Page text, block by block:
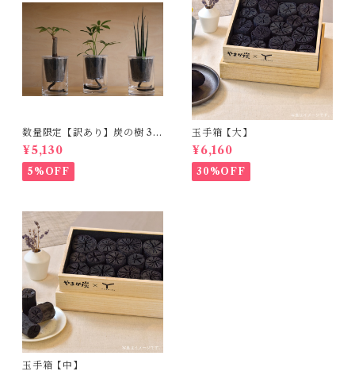
数量限定【訳あり】炭の樹 3個
セット｜パキラ・シェフレ
ラ・サンスベリアミカド
¥5,130
5%OFF
玉手箱【大】
¥6,160
30%OFF
玉手箱【中】